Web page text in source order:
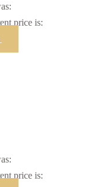
price is:
price is: